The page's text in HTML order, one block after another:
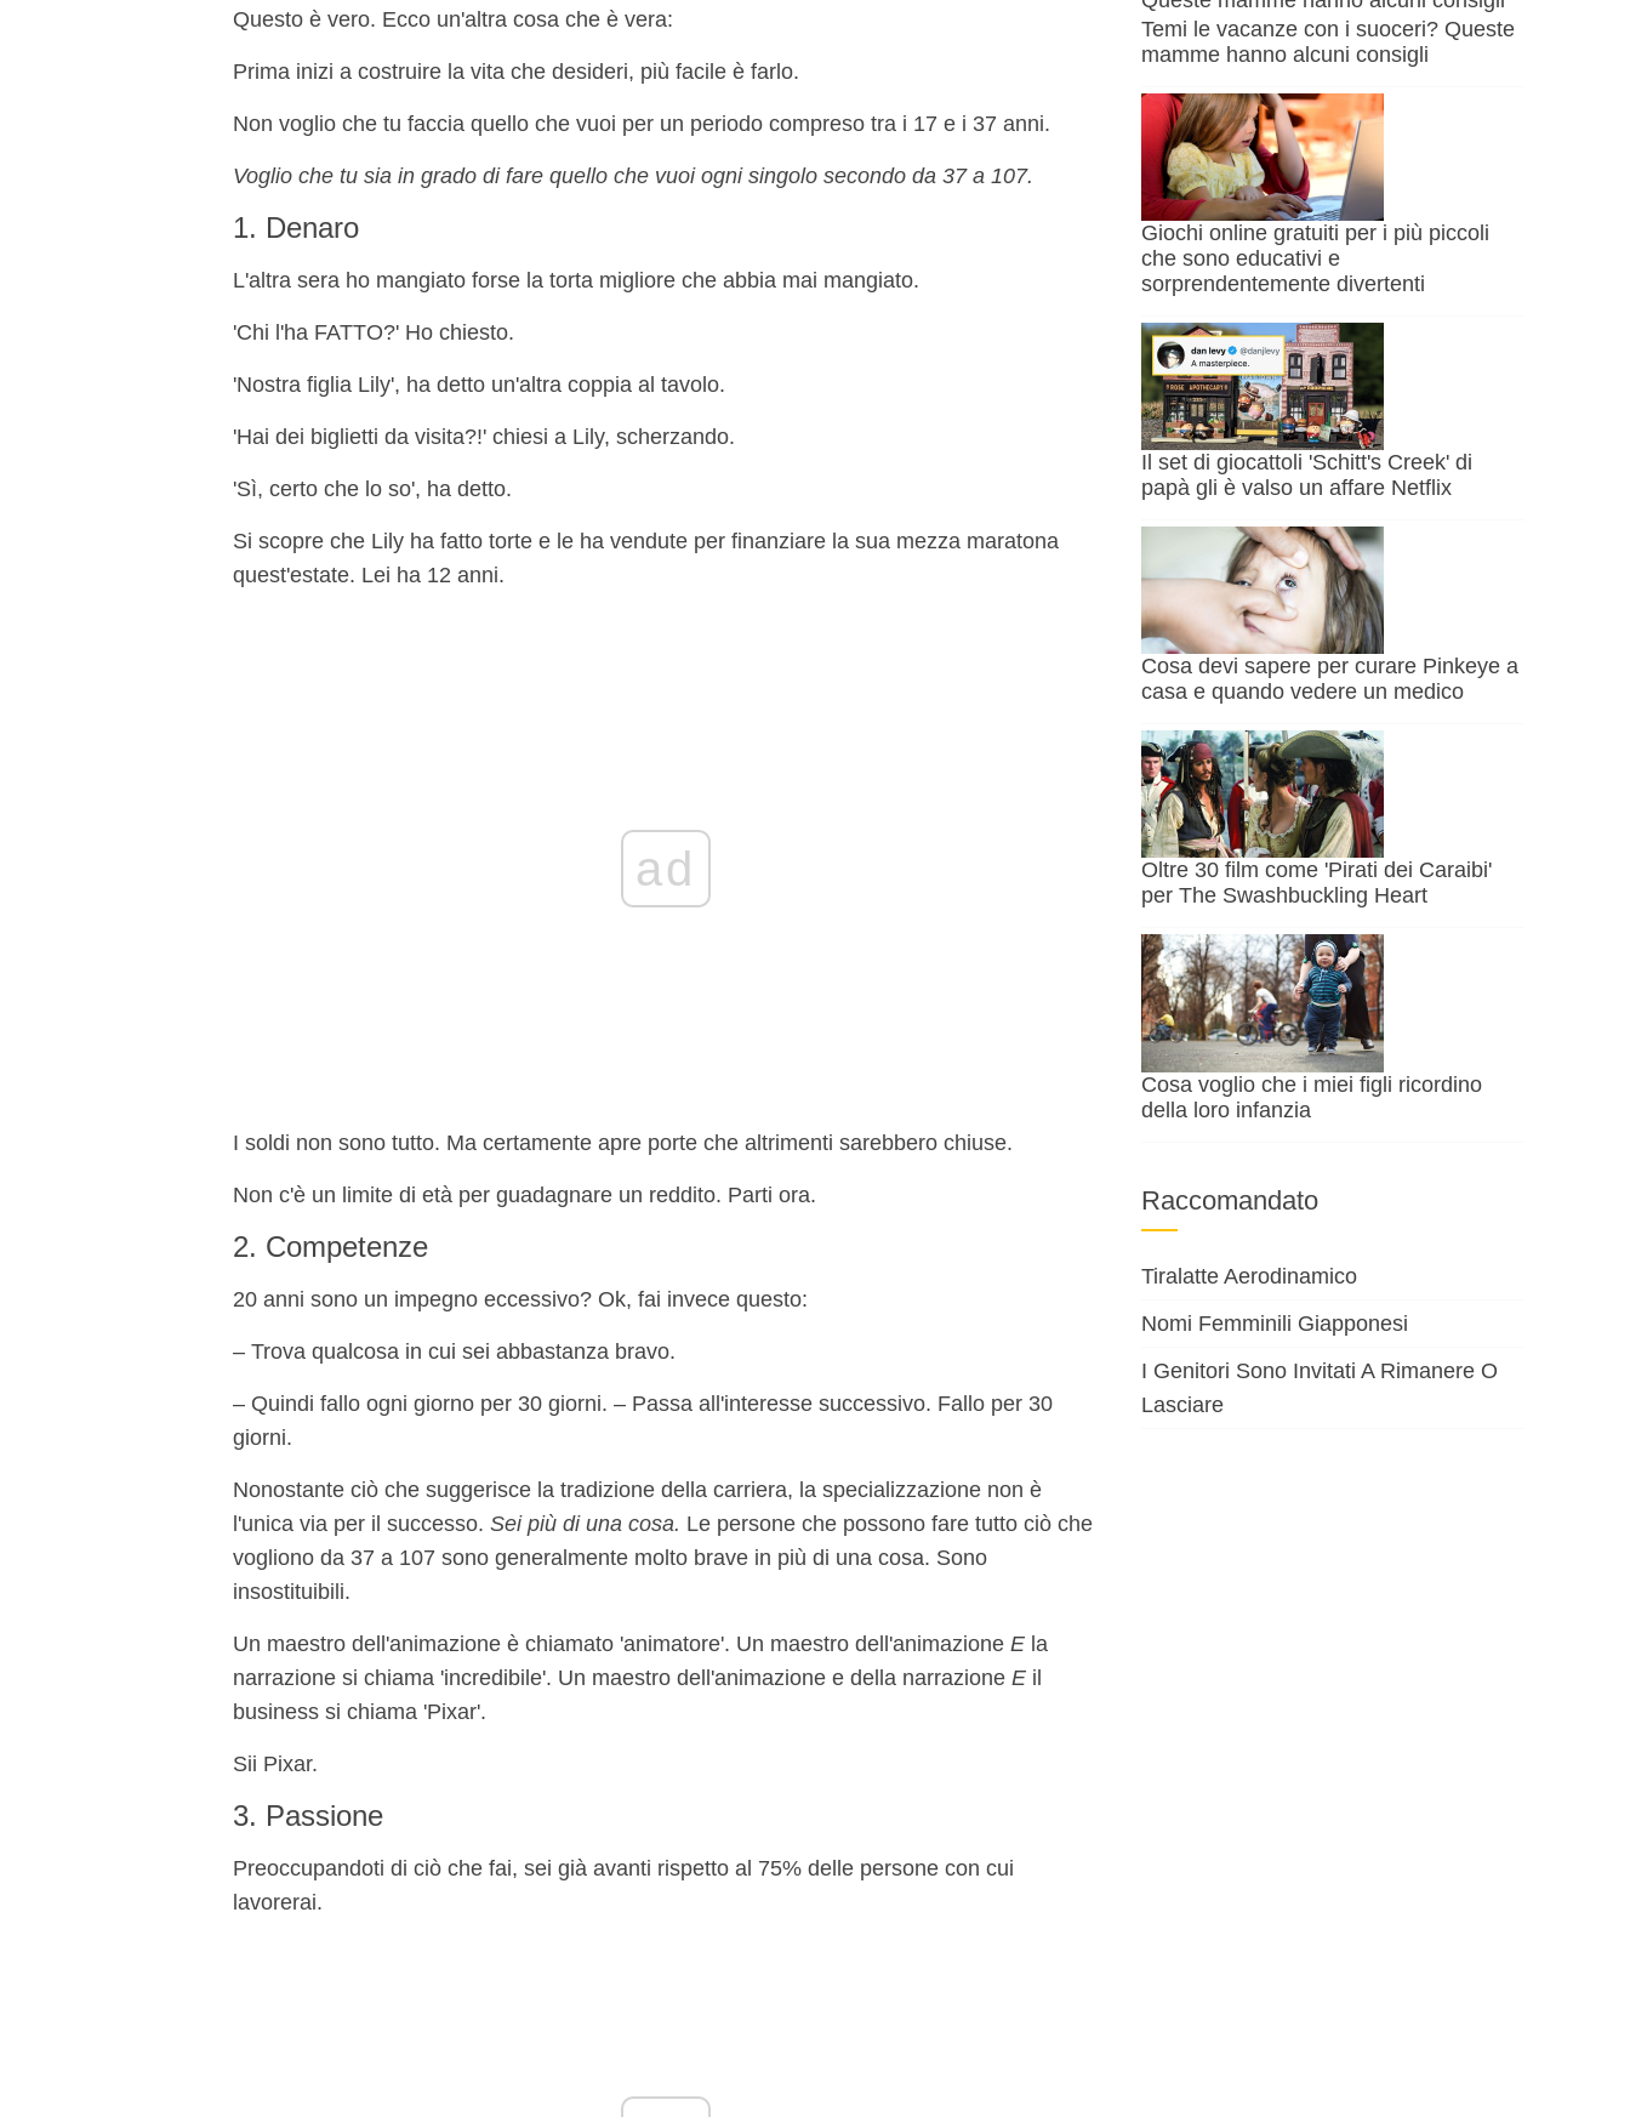
Questo è vero. Ecco un'altra cosa che è vera:
Prima inizi a costruire la vita che desideri, più facile è farlo.
Non voglio che tu faccia quello che vuoi per un periodo compreso tra i 17 e i 37 anni.
Voglio che tu sia in grado di fare quello che vuoi ogni singolo secondo da 37 a 107.
1. Denaro
L'altra sera ho mangiato forse la torta migliore che abbia mai mangiato.
'Chi l'ha FATTO?' Ho chiesto.
'Nostra figlia Lily', ha detto un'altra coppia al tavolo.
'Hai dei biglietti da visita?!' chiesi a Lily, scherzando.
'Sì, certo che lo so', ha detto.
Si scopre che Lily ha fatto torte e le ha vendute per finanziare la sua mezza maratona
quest'estate. Lei ha 12 anni.
ad
I soldi non sono tutto. Ma certamente apre porte che altrimenti sarebbero chiuse.
Non c'è un limite di età per guadagnare un reddito. Parti ora.
2. Competenze
20 anni sono un impegno eccessivo? Ok, fai invece questo:
– Trova qualcosa in cui sei abbastanza bravo.
– Quindi fallo ogni giorno per 30 giorni. – Passa all'interesse successivo. Fallo per 30
giorni.
Nonostante ciò che suggerisce la tradizione della carriera, la specializzazione non è
l'unica via per il successo. Sei più di una cosa. Le persone che possono fare tutto ciò che
vogliono da 37 a 107 sono generalmente molto brave in più di una cosa. Sono
insostituibili.
Un maestro dell'animazione è chiamato 'animatore'. Un maestro dell'animazione E la
narrazione si chiama 'incredibile'. Un maestro dell'animazione e della narrazione E il
business si chiama 'Pixar'.
Sii Pixar.
3. Passione
Preoccupandoti di ciò che fai, sei già avanti rispetto al 75% delle persone con cui
lavorerai.
Temi le vacanze con i suoceri? Queste
mamme hanno alcuni consigli
Giochi online gratuiti per i più piccoli
che sono educativi e
sorprendentemente divertenti
Il set di giocattoli 'Schitt's Creek' di
papà gli è valso un affare Netflix
Cosa devi sapere per curare Pinkeye a
casa e quando vedere un medico
Oltre 30 film come 'Pirati dei Caraibi'
per The Swashbuckling Heart
Cosa voglio che i miei figli ricordino
della loro infanzia
Raccomandato
Tiralatte Aerodinamico
Nomi Femminili Giapponesi
I Genitori Sono Invitati A Rimanere O
Lasciare